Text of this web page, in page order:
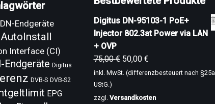
Endgeräte
AutoInstall
Interface (CI)
Endgeräte Digitus
DVB-S DVB-S2
EPG
Digitus DN-95103-1 PoE+
Injector 802.3at Power via LAN
+ OVP
75,00€ 50,00 €
inkl. MwSt. (differenzbesteuert nach §25a
UStG.)
zzgl. Versandkosten